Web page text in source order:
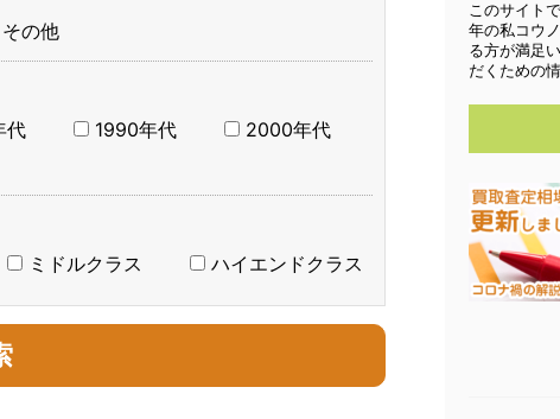
その他
代 1990年代
2000年代
ミドルクラス ハイエンドクラス
このサイト
年の私コウ
る方が満足
だくための